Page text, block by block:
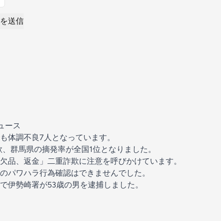
送信
ース
体調不良7人となっています。
群馬県の摘発率が全国1位となりました。
品、返金」二重詐欺に注意を呼びかけています。
パワハラ行為確認はできませんでした。
伊勢崎署が53歳の男を逮捕しました。